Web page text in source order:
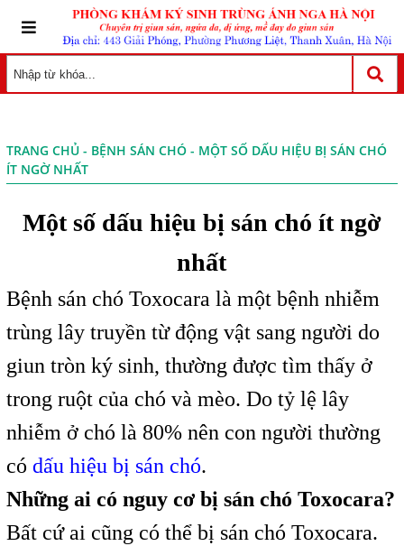
TRANG CHỦ- BỆNH SÁN CHÓ- MỘT SỐ DẤU HIỆU BỊ SÁN CHÓ
ÍT NGỜ NHẤT
Một số dấu hiệu bị sán chó ít ngờ
nhất
Bệnh sán chó Toxocara là một bệnh nhiễm
trùng lây truyền từ động vật sang người do
giun tròn ký sinh, thường được tìm thấy ở
trong ruột của chó và mèo. Do tỷ lệ lây
nhiễm ở chó là 80% nên con người thường
có dấu hiệu bị sán chó.
Những ai có nguy cơ bị sán chó Toxocara?
Bất cứ ai cũng có thể bị sán chó Toxocara.